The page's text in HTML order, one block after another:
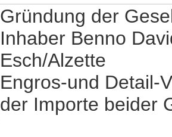
Gründung der
Inhaber Benno
Esch/Alzette
Engros-und Detail-
der Importe beider